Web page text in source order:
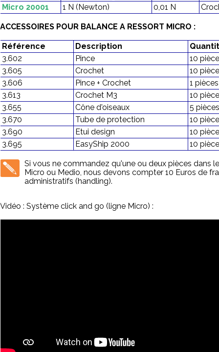
Micro 20001
1 N (Newton) 0,01 N
ACCESSOIRES POUR BALANCE A RESSORT MICRO :
Référence Description
3.602
Pince
10
3.605
Crochet
10
3.606
Pince + Crochet
1 pièces
3.613
Crochet M3
10
3.655
Cône d'oiseaux
5 pièces
3.670
Tube de protection
10
3.690
Etui design
10
3.695
EasyShip 2000 10
Si vous ne commandez qu'une ou deux pièces dans
Micro ou Medio, nous devons compter 10 Euros de
administratifs (handling).
Vidéo : Système click and go (ligne Micro) :